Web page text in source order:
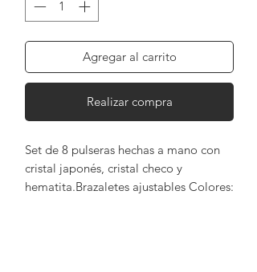
Agregar al carrito
Realizar compra
Set de 8 pulseras hechas a mano con
cristal japonés, cristal checo y
hematita.Brazaletes ajustables Colores: